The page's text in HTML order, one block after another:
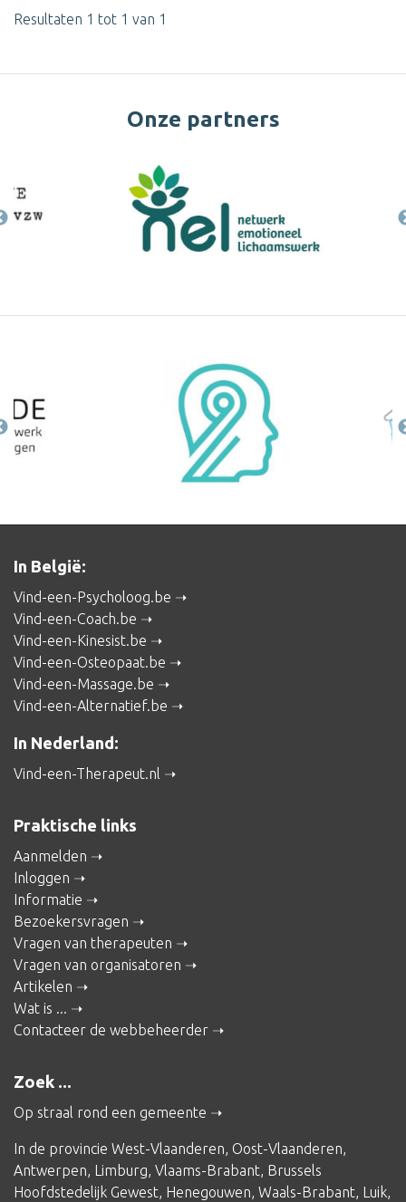
Resultaten 1 tot 1 van 1
Onze partners
In België:
Vind-een-Psycholoog.be
Vind-een-Coach.be
Vind-een-Kinesist.be
Vind-een-Osteopaat.be
Vind-een-Massage.be
Vind-een-Alternatief.be
In Nederland:
Vind-een-Therapeut.nl
Praktische links
Aanmelden
Inloggen
Informatie
Bezoekersvragen
Vragen van therapeuten
Vragen van organisatoren
Artikelen
Wat is ...
Contacteer de webbeheerder
Zoek ...
Op straal rond een gemeente
In de provincie West-Vlaanderen, Oost-Vlaanderen,
Antwerpen, Limburg, Vlaams-Brabant, Brussels
Hoofdstedelijk Gewest, Henegouwen, Waals-Brabant, Luik,